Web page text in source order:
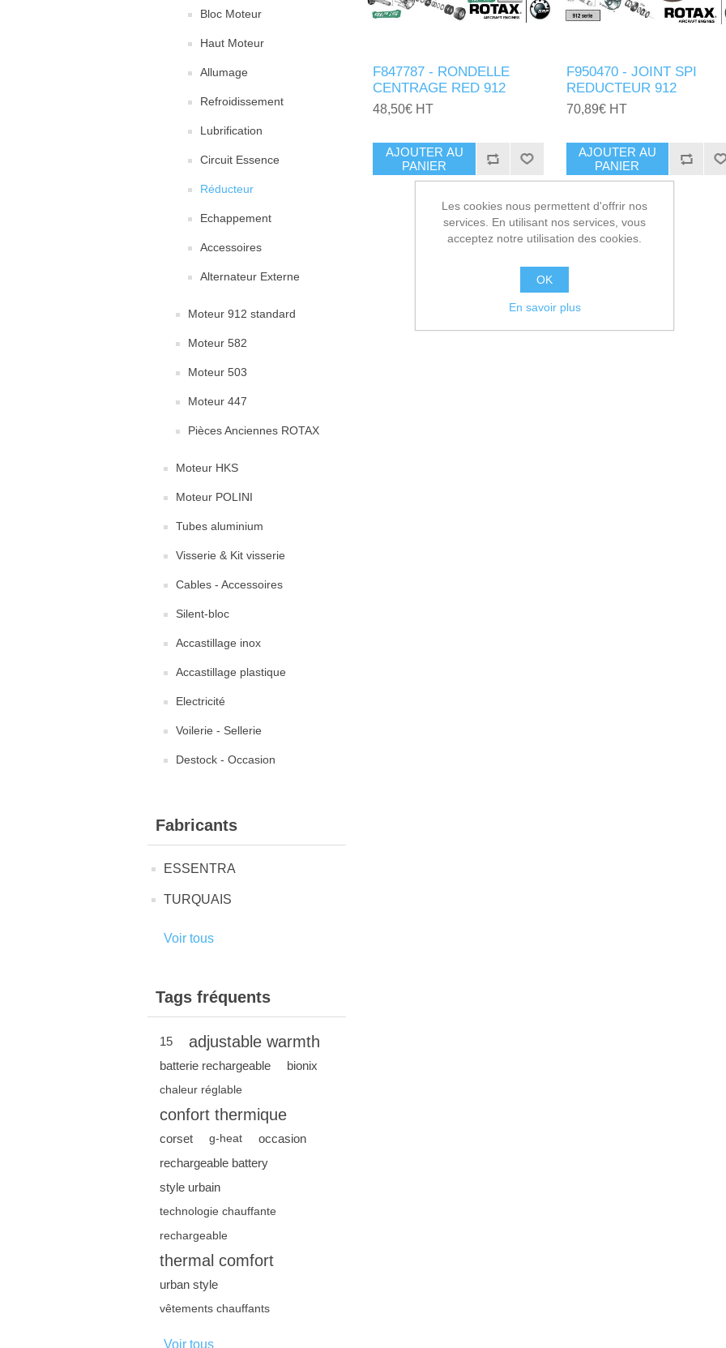
Bloc Moteur
Haut Moteur
Allumage
Refroidissement
Lubrification
Circuit Essence
Réducteur
Echappement
Accessoires
Alternateur Externe
Moteur 912 standard
Moteur 582
Moteur 503
Moteur 447
Pièces Anciennes ROTAX
Moteur HKS
Moteur POLINI
Tubes aluminium
Visserie & Kit visserie
Cables - Accessoires
Silent-bloc
Accastillage inox
Accastillage plastique
Electricité
Voilerie - Sellerie
Destock - Occasion
Fabricants
ESSENTRA
TURQUAIS
Voir tous
Tags fréquents
15 adjustable warmth
batterie rechargeable bionix
chaleur réglable
confort thermique
corset g-heat
occasion
rechargeable battery
style urbain
technologie chauffante
rechargeable
thermal comfort
urban style
vêtements chauffants
Voir tous
F847787 - RONDELLE
CENTRAGE RED 912
48,50€ HT
AJOUTER AU
PANIER
F950470 - JOINT SPI
REDUCTEUR 912
70,89€ HT
AJOUTER AU
PANIER
Les cookies nous permettent d'offrir nos
services. En utilisant nos services, vous
acceptez notre utilisation des cookies.
OK
En savoir plus